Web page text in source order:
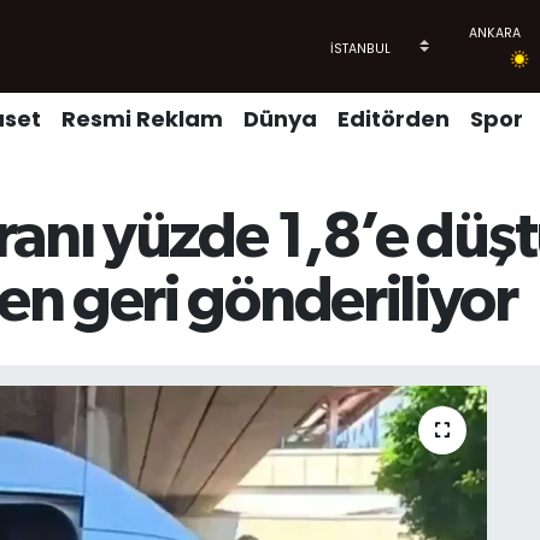
Resmi Reklam Dünya Editörden Spor
yüzde 1,8’e
geri gönderiliyor